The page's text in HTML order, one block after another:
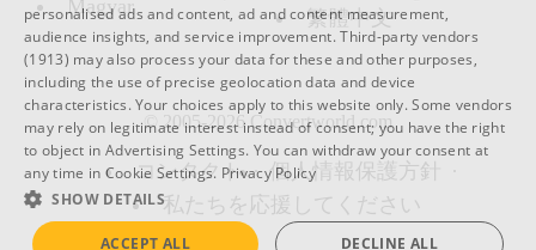
Magyar
繁體中文
© 2005-2026 Convertworld.com
コンタクト
個人情報保護方針
私たちを応援してください
SPANISH
ARABIC
BULGARIAN
CZECH
DANISH
personalised ads and content, ad and content measurement,
audience insights, and service improvement.Third-party vendors
(1913) may also process your data for these and other purposes,
including the use of precise geolocation data and device
characteristics. Your choices apply to this website only. Some vendors
may rely on legitimate interest instead of consent; you have the right
to object in Advertising Settings. You can withdraw your consent at
any time in Cookie Settings. Privacy Policy
SHOW DETAILS
ACCEPT ALL DECLINE ALL